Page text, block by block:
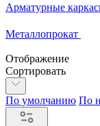
Арматурные
Металлопрокат
Отображение
Сортировать
По умолчанию По